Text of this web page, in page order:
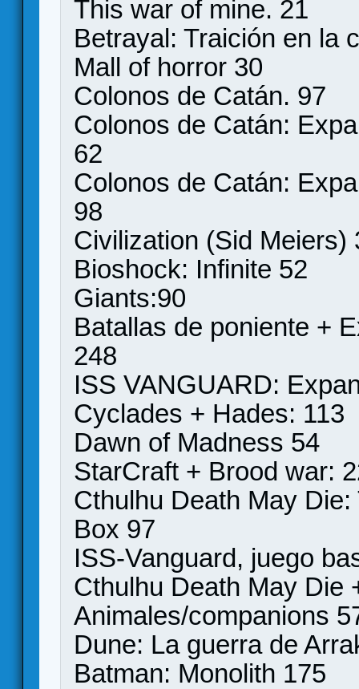
This war of mine. 21
Betrayal: Traición en la
Mall of horror 30
Colonos de Catán. 97
Colonos de Catán:
62
Colonos de Catán:
98
Civilization (Sid Meiers)
Bioshock: Infinite 52
Giants:90
Batallas de poniente +
248
ISS VANGUARD:
Cyclades + Hades: 113
Dawn of Madness 54
StarCraft + Brood war:
Cthulhu Death May
Box 97
ISS-Vanguard, juego
Cthulhu Death May Die
Animales/companions
Dune: La guerra de
Batman: Monolith 175